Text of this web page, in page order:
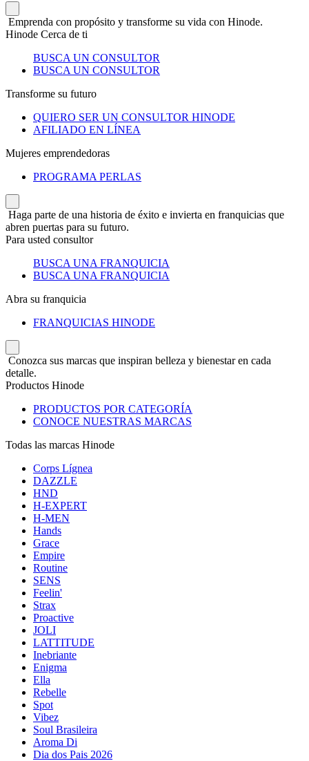
Emprenda con propósito y transforme su vida con Hinode.
Hinode Cerca de ti
BUSCA UN CONSULTOR
BUSCA UN CONSULTOR
Transforme su futuro
QUIERO SER UN CONSULTOR HINODE
AFILIADO EN LÍNEA
Mujeres emprendedoras
PROGRAMA PERLAS
Haga parte de una historia de éxito e invierta en franquicias que
abren puertas para su futuro.
Para usted consultor
BUSCA UNA FRANQUICIA
BUSCA UNA FRANQUICIA
Abra su franquicia
FRANQUICIAS HINODE
Conozca sus marcas que inspiran belleza y bienestar en cada
detalle.
Productos Hinode
PRODUCTOS POR CATEGORÍA
CONOCE NUESTRAS MARCAS
Todas las marcas Hinode
Corps Lígnea
DAZZLE
HND
H-EXPERT
H-MEN
Hands
Grace
Empire
Routine
SENS
Feelin'
Strax
Proactive
JOLI
LATTITUDE
Inebriante
Enigma
Ella
Rebelle
Spot
Vibez
Soul Brasileira
Aroma Di
Dia dos Pais 2026